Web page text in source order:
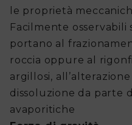
Civile
Avvisi
alla
Popolazione
le proprietà
Facilmente osservabili
portano al
roccia oppure al
argillosi,
dissoluzione da parte
avaporitiche